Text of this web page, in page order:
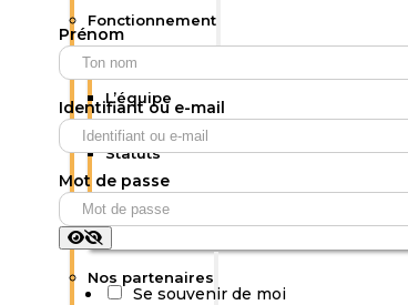
0
Votre panier est vide.
Fonctionnement
L’équipe
Statuts
Règlement intérieur
Nos partenaires
Prénom
Identifiant ou e-mail
Mot de passe
Se souvenir de moi